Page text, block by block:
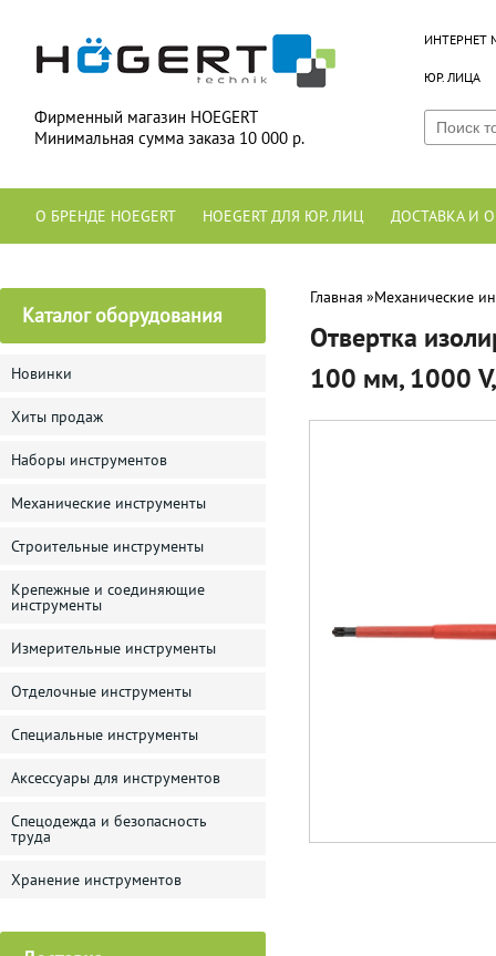
Фирменный магазин HOEGERT
Минимальная сумма заказа 10 000 р.
ИНТЕРНЕТ
ЮР. ЛИЦА
О БРЕНДЕ HOEGERT HOEGERT ДЛЯ ЮР. ЛИЦ ДОСТАВКА И
Каталог оборудования
Новинки
Хиты продаж
Наборы инструментов
Механические инструменты
Строительные инструменты
Крепежные и соединяющие
инструменты
Измерительные инструменты
Отделочные инструменты
Специальные инструменты
Аксессуары для инструментов
Спецодежда и безопасность
труда
Хранение инструментов
Главная »Механические
Отвертка
100 мм, 1000 V,